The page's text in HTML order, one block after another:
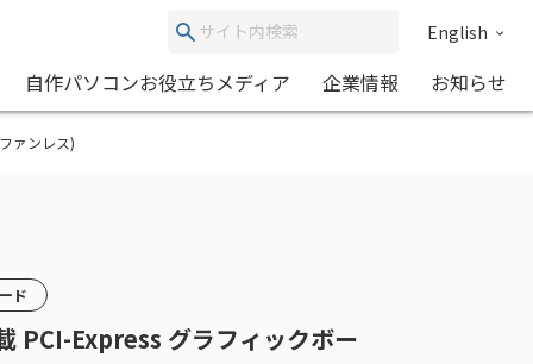
English
自作パソコンお役立ちメディア 企業情報 お知らせ
ァンレス)
ド
PCI-Express グラフィックボー